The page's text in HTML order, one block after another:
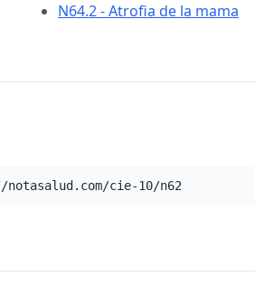
N64.2 - Atrofia de la mama
cie-10/n62